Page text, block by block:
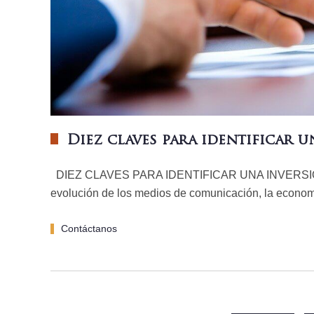
Diez claves para identificar
DIEZ CLAVES PARA IDENTIFICAR UNA
evolución de los medios de comunicación, la
Contáctanos